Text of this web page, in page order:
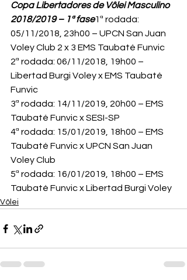
Copa Libertadores de Vôlei Masculino
2018/2019 – 1ª fase1ª rodada:
05/11/2018, 23h00 – UPCN San Juan
Voley Club 2 x 3 EMS Taubaté Funvic
2ª rodada: 06/11/2018, 19h00 –
Libertad Burgi Voley x EMS Taubaté
Funvic
3ª rodada: 14/11/2019, 20h00 – EMS
Taubaté Funvic x SESI-SP
4ª rodada: 15/01/2019, 18h00 – EMS
Taubaté Funvic x UPCN San Juan
Voley Club
5ª rodada: 16/01/2019, 18h00 – EMS
Taubaté Funvic x Libertad Burgi Voley
Vôlei